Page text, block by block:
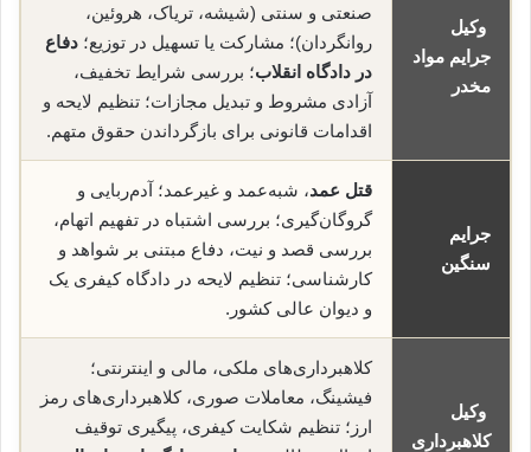
وکیل
جرایم مواد
مخدر
صنعتی و سنتی (شیشه، تریاک، هروئین،
روانگردان)؛ مشارکت یا تسهیل در توزیع؛ دفاع
در دادگاه انقلاب؛ بررسی شرایط تخفیف،
آزادی مشروط و تبدیل مجازات؛ تنظیم لایحه و
اقدامات قانونی برای بازگرداندن حقوق متهم.
جرایم
سنگین
قتل عمد، شبه‌عمد و غیرعمد؛ آدم‌ربایی و
گروگان‌گیری؛ بررسی اشتباه در تفهیم اتهام،
بررسی قصد و نیت، دفاع مبتنی بر شواهد و
کارشناسی؛ تنظیم لایحه در دادگاه کیفری یک
و دیوان عالی کشور.
وکیل
کلاهبرداری
کلاهبرداری‌های ملکی، مالی و اینترنتی؛
فیشینگ، معاملات صوری، کلاهبرداری‌های رمز
ارز؛ تنظیم شکایت کیفری، پیگیری توقیف